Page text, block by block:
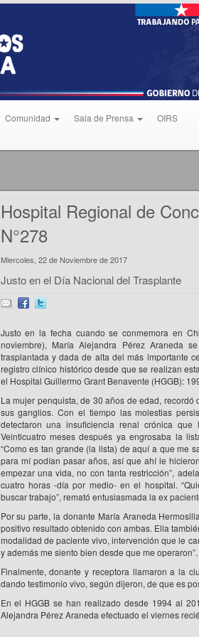
Comunidad Sala de Prensa OIRS
Hospital Regional de
N°278
Miercoles, 22 de Noviembre de 2017
Justo en el Día Nacional del Trasplante
Justo en la fecha cuando se conmemora en
noviembre), María Alejandra Pérez Araneda
trasplantada y dada de alta del más importante
registro clínico histórico desde que se realizan
el Hospital Guillermo Grant Benavente (HGGB):
La mujer penquista, de 30 años de edad,
sus ganglios. Con el tiempo las molestias
detectaron una insuficiencia renal crónica
Veinticuatro meses después ya engrosaba la
“Como es tan grande (la lista) de aquí a que me
para mí podían pasar años, así que ahí le
empezar una vida, no con tanta restricción”,
cuatro horas -día por medio- en el hospital.
buscar trabajo”, remató entusiasmada la ex
Por su parte, la donante María Araneda
positivo resultado obtenido con ambas. Ella
modalidad de paciente vivo, intervención que le
y además me siento bien desde que me operaron”.
Finalmente, donante y receptora llamaron a la
dando testimonio vivo, según dijeron, de que es
En el HGGB se han realizado desde 1994 al
Alejandra Pérez Araneda efectuado el viernes